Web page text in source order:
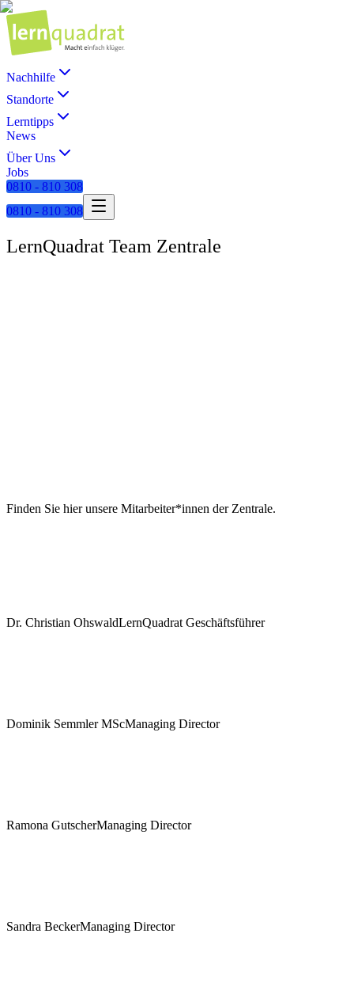
Nachhilfe
Standorte
Lerntipps
News
Über Uns
Jobs
0810 - 810 308
0810 - 810 308
LernQuadrat Team Zentrale
Finden Sie hier unsere Mitarbeiter*innen der Zentrale.
Dr. Christian OhswaldLernQuadrat Geschäftsführer
Dominik Semmler MScManaging Director
Ramona GutscherManaging Director
Sandra BeckerManaging Director